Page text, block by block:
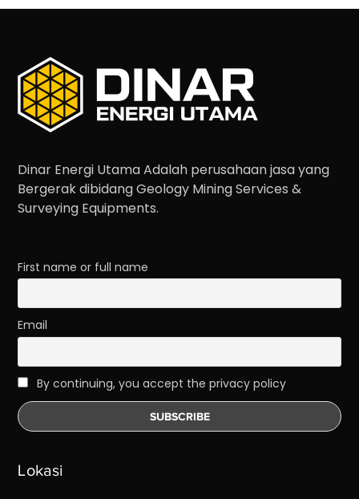
Dinar Energi Utama Adalah perusahaan jasa yang
Bergerak dibidang Geology Mining Services &
Surveying Equipments.
First name or full name
Email
By continuing, you accept the privacy policy
Lokasi